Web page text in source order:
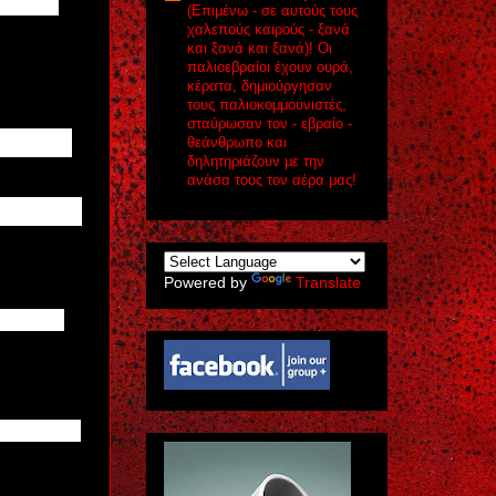
(Eπιμένω - σε αυτούς τους
χαλεπούς καιρούς - ξανά
και ξανά και ξανά)! Οι
παλιοεβραίοι έχουν ουρά,
κέρατα, δημιούργησαν
τους παλιοκομμουνιστές,
σταύρωσαν τον - εβραίο -
θεάνθρωπο και
δηλητηριάζουν με την
ανάσα τους τον αέρα μας!
Powered by Translate